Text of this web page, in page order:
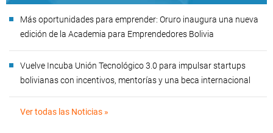
Más oportunidades para emprender: Oruro inaugura una nueva
edición de la Academia para Emprendedores Bolivia
Vuelve Incuba Unión Tecnológico 3.0 para impulsar startups
bolivianas con incentivos, mentorías y una beca internacional
Ver todas las Noticias »